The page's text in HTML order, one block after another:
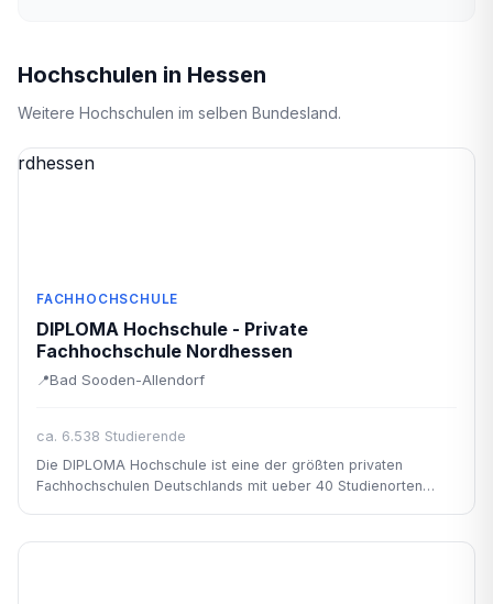
Hochschulen in Hessen
Weitere Hochschulen im selben Bundesland.
FACHHOCHSCHULE
DIPLOMA Hochschule - Private
Fachhochschule Nordhessen
Bad Sooden-Allendorf
ca. 6.538 Studierende
Die DIPLOMA Hochschule ist eine der größten privaten
Fachhochschulen Deutschlands mit ueber 40 Studienorten